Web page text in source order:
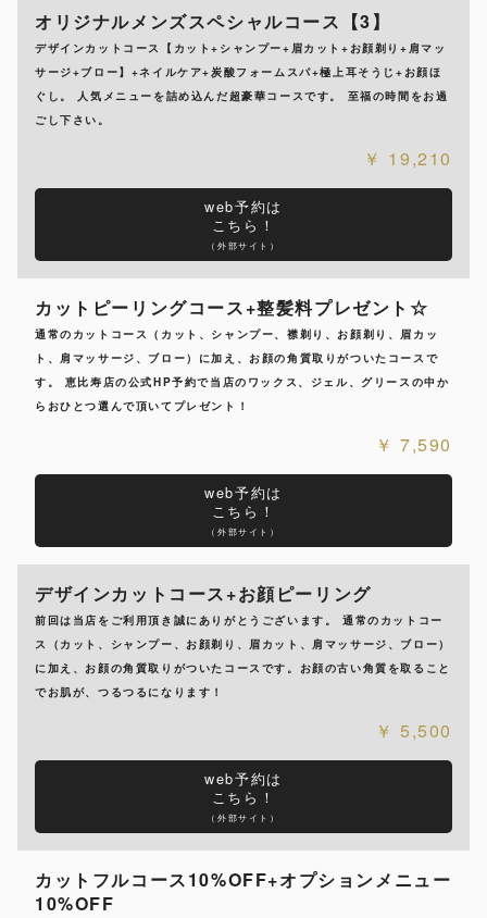
オリジナルメンズスペシャルコース【3】
デザインカットコース【カット+シャンプー+眉カット+お顔剃り+肩マッ
サージ+ブロー】+ネイルケア+炭酸フォームスパ+極上耳そうじ+お顔ほ
ぐし。 人気メニューを詰め込んだ超豪華コースです。 至福の時間をお過
ごし下さい。
19,210
web予約は
こちら！
（外部サイト）
カットピーリングコース+整髪料プレゼント☆
通常のカットコース（カット、シャンプー、襟剃り、お顔剃り、眉カッ
ト、肩マッサージ、ブロー）に加え、お顔の角質取りがついたコースで
す。 恵比寿店の公式HP予約で当店のワックス、ジェル、グリースの中か
らおひとつ選んで頂いてプレゼント！
7,590
web予約は
こちら！
（外部サイト）
デザインカットコース+お顔ピーリング
前回は当店をご利用頂き誠にありがとうございます。 通常のカットコー
ス（カット、シャンプー、お顔剃り、眉カット、肩マッサージ、ブロー）
に加え、お顔の角質取りがついたコースです。お顔の古い角質を取ること
でお肌が、つるつるになります！
5,500
web予約は
こちら！
（外部サイト）
カットフルコース10%OFF+オプションメニュー
10%OFF